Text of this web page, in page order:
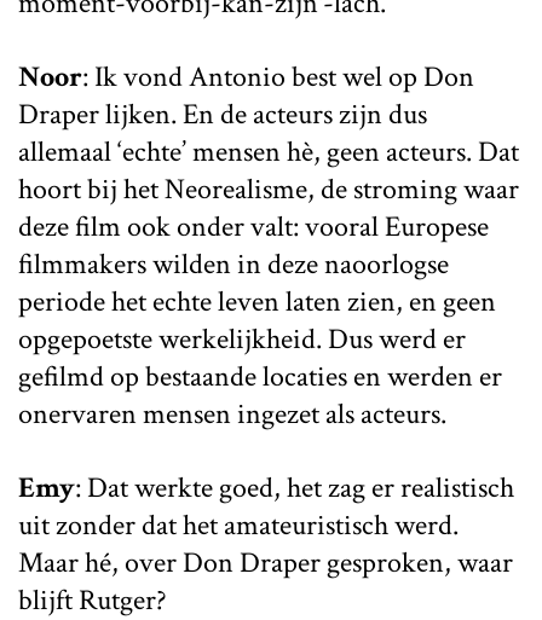
Noor: Ik vond Antonio best wel op Don
Draper lijken. En de acteurs zijn dus
allemaal ‘echte’ mensen hè, geen acteurs. Dat
hoort bij het Neorealisme, de stroming waar
deze film ook onder valt: vooral Europese
filmmakers wilden in deze naoorlogse
periode het echte leven laten zien, en geen
opgepoetste werkelijkheid. Dus werd er
gefilmd op bestaande locaties en werden er
onervaren mensen ingezet als acteurs.
Emy: Dat werkte goed, het zag er realistisch
uit zonder dat het amateuristisch werd.
Maar hé, over Don Draper gesproken, waar
blijft Rutger?